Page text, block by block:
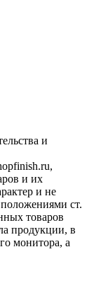
и
и их
и не
ст.
товаров
продукции, в
монитора, а